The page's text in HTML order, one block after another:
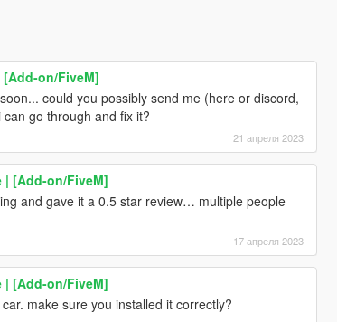
[Add-on/FiveM]
could you possibly send me (here or discord,
go through and fix it?
21 апреля 2023
| [Add-on/FiveM]
and gave it a 0.5 star review… multiple people
17 апреля 2023
| [Add-on/FiveM]
make sure you installed it correctly?